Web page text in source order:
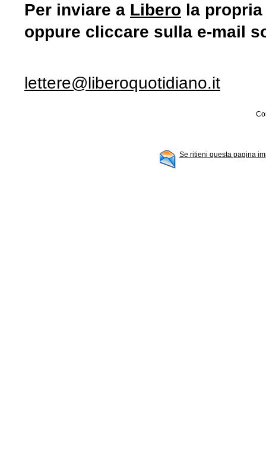
Per inviare a Libero la
oppure cliccare sulla e-mail
lettere@liberoquotidiano.it
Se ritieni questa pagina